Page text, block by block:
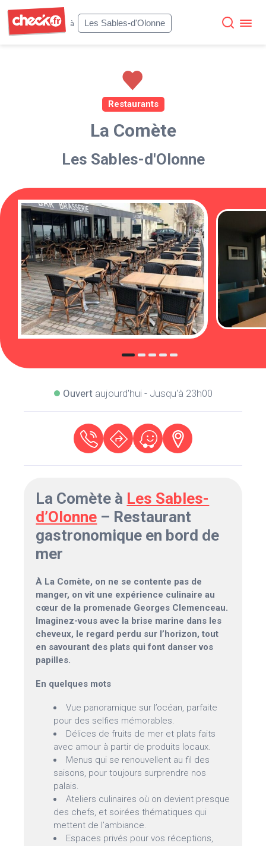
à
Les Sables-d'Olonne
Restaurants
La Comète
Les Sables-d'Olonne
Ouvertaujourd'hui - Jusqu'à 23h00
La Comète à Les Sables-
d’Olonne – Restaurant
gastronomique en bord de
mer
À La Comète, on ne se contente pas de
manger, on vit une expérience culinaire au
cœur de la promenade Georges Clemenceau.
Imaginez-vous avec la brise marine dans les
cheveux, le regard perdu sur l’horizon, tout
en savourant des plats qui font danser vos
papilles.
En quelques mots
Vue panoramique sur l’océan, parfaite
pour des selfies mémorables.
Délices de fruits de mer et plats faits
avec amour à partir de produits locaux.
Menus qui se renouvellent au fil des
saisons, pour toujours surprendre nos
palais.
Ateliers culinaires où on devient presque
des chefs, et soirées thématiques qui
mettent de l’ambiance.
Espaces privés pour vos réceptions,